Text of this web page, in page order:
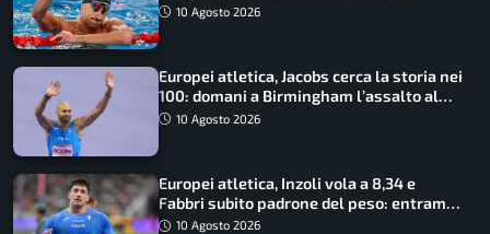
10 Agosto 2026
Europei atletica, Jacobs cerca la storia nei
100: domani a Birmingham l’assalto al
terzo oro consecutivo
10 Agosto 2026
Europei atletica, Inzoli vola a 8,34 e
Fabbri subito padrone del peso: entrambi
in finale col miglior risultato
10 Agosto 2026